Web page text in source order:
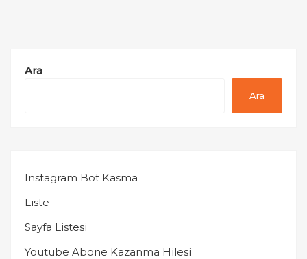
Ara
Ara
Instagram Bot Kasma
Liste
Sayfa Listesi
Youtube Abone Kazanma Hilesi